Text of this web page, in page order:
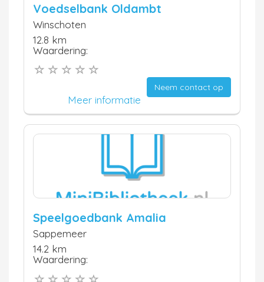
Voedselbank Oldambt
Winschoten
12.8 km
Waardering:
Neem contact op
Meer informatie
Speelgoedbank Amalia
Sappemeer
14.2 km
Waardering: